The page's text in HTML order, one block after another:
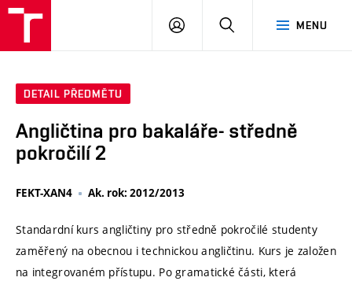
MENU
PŘIHLÁSIT
DETAIL PŘEDMĚTU
Angličtina pro bakaláře- středně
pokročilí 2
FEKT-XAN4 Ak. rok: 2012/2013
Standardní kurs angličtiny pro středně pokročilé studenty
zaměřený na obecnou i technickou angličtinu. Kurs je založen
na integrovaném přístupu. Po gramatické části, která